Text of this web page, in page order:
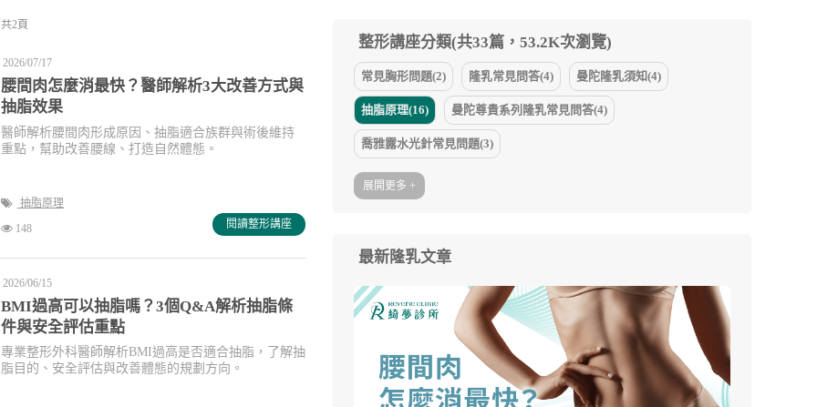
2頁
2026/07/17
腰間肉怎麼消最快？醫師解析3大改善方式與
抽脂效果
醫師解析腰間肉形成原因、抽脂適合族群與術後維持
重點，幫助改善腰線、打造自然體態。
抽脂原理
148
閱讀整形講座
2026/06/15
BMI過高可以抽脂嗎？3個Q&A解析抽脂條
件與安全評估重點
專業整形外科醫師解析BMI過高是否適合抽脂，了解抽
脂目的、安全評估與改善體態的規劃方向。
整形講座分類(共33篇，53.2K次瀏覽)
常見胸形問題(2) 隆乳常見問答(4) 曼陀隆乳須知(4)
抽脂原理(16) 曼陀尊貴系列隆乳常見問答(4)
喬雅露水光針常見問題(3)
展開更多 +
最新隆乳文章